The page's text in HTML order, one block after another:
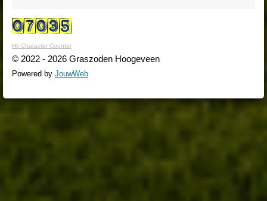
Hit Character Counter
© 2022 - 2026 Graszoden Hoogeveen
Powered by JouwWeb